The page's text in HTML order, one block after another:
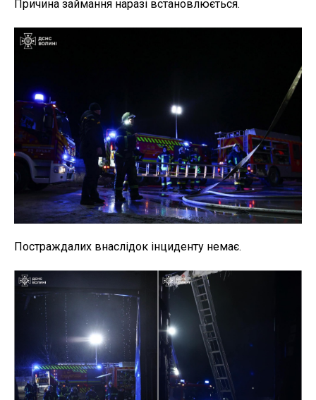
Причина займання наразі встановлюється.
Постраждалих внаслідок інциденту немає.